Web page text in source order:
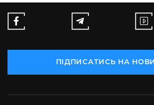
ПІДПИСАТИСЬ НА